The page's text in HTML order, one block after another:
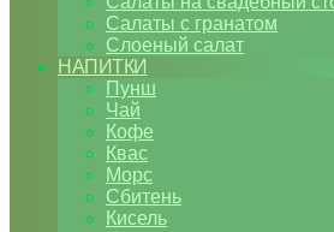
Салаты с гранатом
Слоеный салат
НАПИТКИ
Пунш
Чай
Кофе
Квас
Морс
Сбитень
Кисель